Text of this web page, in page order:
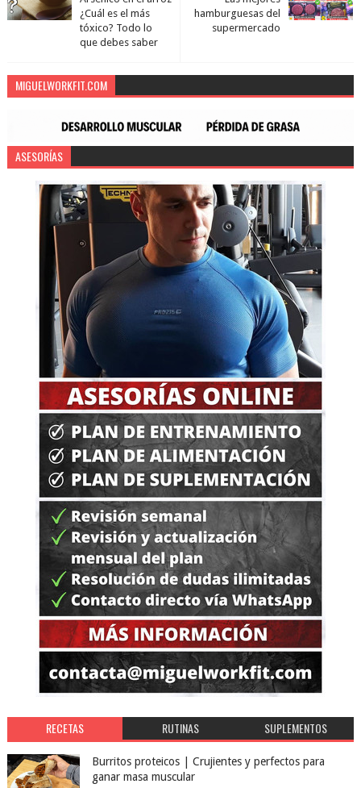
hamburguesas del
supermercado
¿Cuál es el más
tóxico? Todo lo
que debes saber
MIGUELWORKFIT.COM
ASESORÍAS
RECETAS RUTINAS SUPLEMENTOS
Burritos proteicos | Crujientes y perfectos para
ganar masa muscular